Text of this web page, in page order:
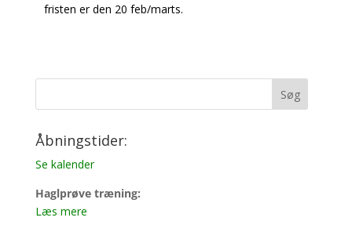
fristen er den 20 feb/marts.
Åbningstider:
Se kalender
Haglprøve træning:
Læs mere